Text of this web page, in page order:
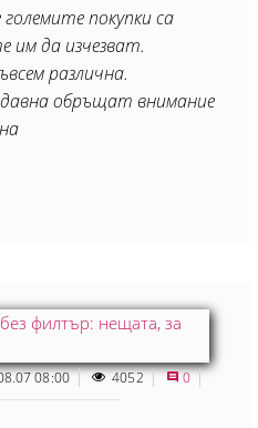
покупки са
им да изчезват.
различна.
обръщат внимание
08:00 4052 0